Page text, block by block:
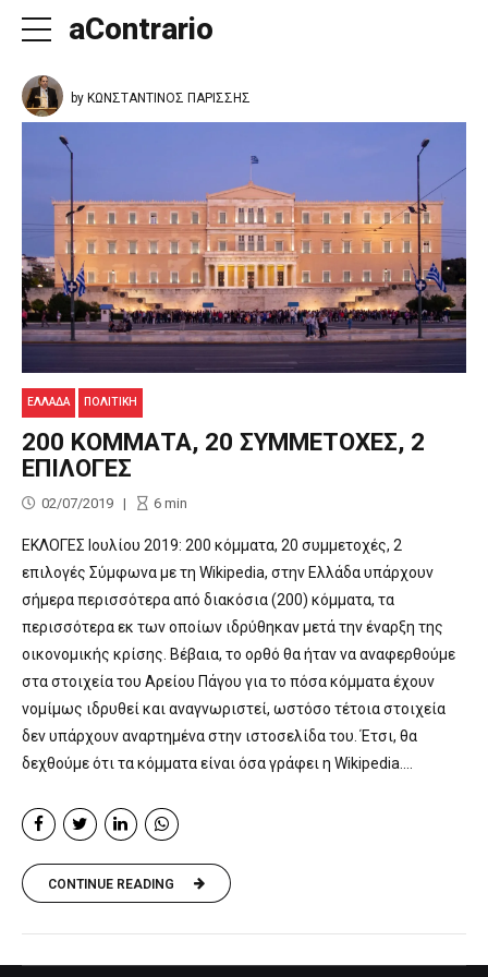
aContrario
by ΚΩΝΣΤΑΝΤΙΝΟΣ ΠΑΡΙΣΣΗΣ
ΕΛΛΑΔΑ ΠΟΛΙΤΙΚΉ
200 ΚΟΜΜΑΤΑ, 20 ΣΥΜΜΕΤΟΧΕΣ, 2
ΕΠΙΛΟΓΕΣ
02/07/2019 6min
ΕΚΛΟΓΕΣ Ιουλίου 2019: 200 κόμματα, 20 συμμετοχές, 2
επιλογές Σύμφωνα με τη Wikipedia, στην Ελλάδα υπάρχουν
σήμερα περισσότερα από διακόσια (200) κόμματα, τα
περισσότερα εκ των οποίων ιδρύθηκαν μετά την έναρξη της
οικονομικής κρίσης. Βέβαια, το ορθό θα ήταν να αναφερθούμε
στα στοιχεία του Αρείου Πάγου για το πόσα κόμματα έχουν
νομίμως ιδρυθεί και αναγνωριστεί, ωστόσο τέτοια στοιχεία
δεν υπάρχουν αναρτημένα στην ιστοσελίδα του. Έτσι, θα
δεχθούμε ότι τα κόμματα είναι όσα γράφει η Wikipedia....
CONTINUE READING